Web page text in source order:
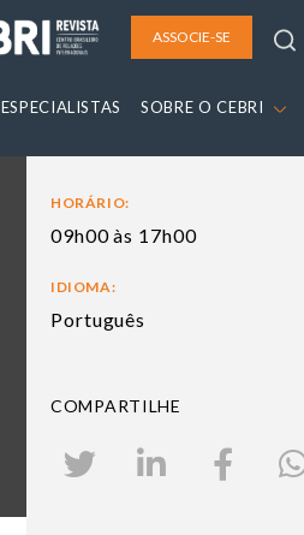
ASSOCIE-SE
ESPECIALISTAS SOBRE O CEBRI
HORÁRIO:
09h00 às 17h00
IDIOMA:
Português
COMPARTILHE